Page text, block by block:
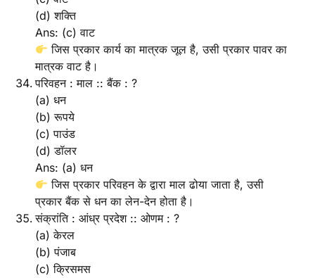
(d) शक्ति
Ans: (c) वाट
जिस प्रकार कार्य का मात्रक जूल है, उसी प्रकार पावर का
मात्रक वाट है।
परिवहन : माल :: बैंक : ?
(a) धन
(b) रूपये
(c) पाउंड
(d) डॉलर
Ans: (a) धन
जिस प्रकार परिवहन के द्वारा माल ढोया जाता है, उसी
प्रकार बैंक से धन का लेन-देन होता है।
संक्रांति : आंध्र प्रदेश :: ओणम : ?
(a) केरल
(b) पंजाब
(c) क्रिसमस